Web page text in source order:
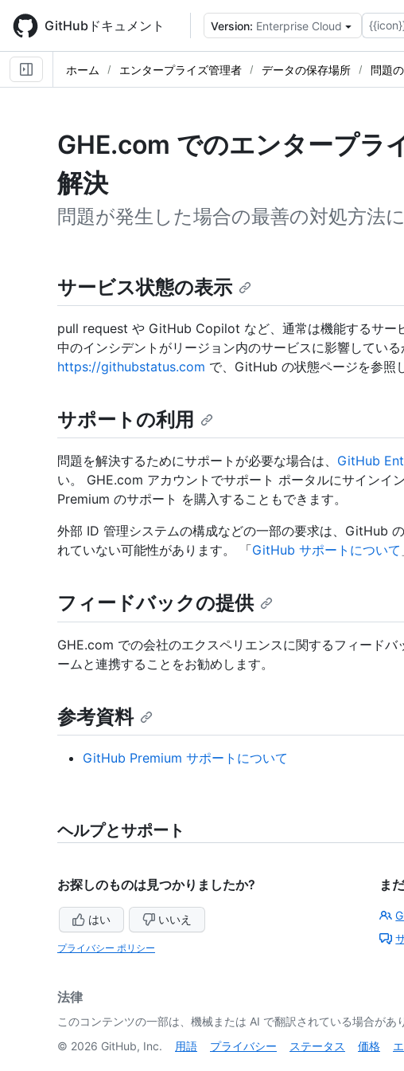
main
content
GitHubドキュメント Version: Enterprise Cloud
ホーム エンタープライズ管理者 データの保存場所 問題
GHE.com でのエンタープラ
解決
問題が発生した場合の最善の対処方法
サービス状態の表示
pull request や GitHub Copilot など、通常は機能するサー
中のインシデントがリージョン内のサービスに影響している
https://githubstatus.com で、GitHub の状態ページを参照
サポートの利用
問題を解決するためにサポートが必要な場合は、 GitHub
い。 GHE.com アカウントでサポート ポータルにサインイ
Premium のサポート を購入することもできます。
外部 ID 管理システムの構成などの一部の要求は、GitHub
れていない可能性があります。 「GitHub サポートについて
フィードバックの提供
GHE.com での会社のエクスペリエンスに関するフィード
ームと連携することをお勧めします。
参考資料
GitHub Premium サポートについて
ヘルプとサポート
お探しのものは見つかりましたか?
はい いいえ
プライバシー ポリシー
ま
法律
このコンテンツの一部は、機械または AI で翻訳されている場合があ
© 2026 GitHub, Inc. 用語 プライバシー ステータス 価格